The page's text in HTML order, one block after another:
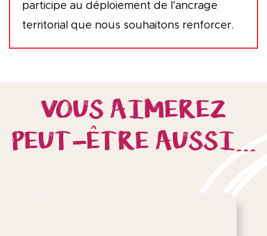
participe au déploiement de l’ancrage
territorial que nous souhaitons renforcer.
VOUS AIMEREZ
PEUT-ÊTRE AUSSI…